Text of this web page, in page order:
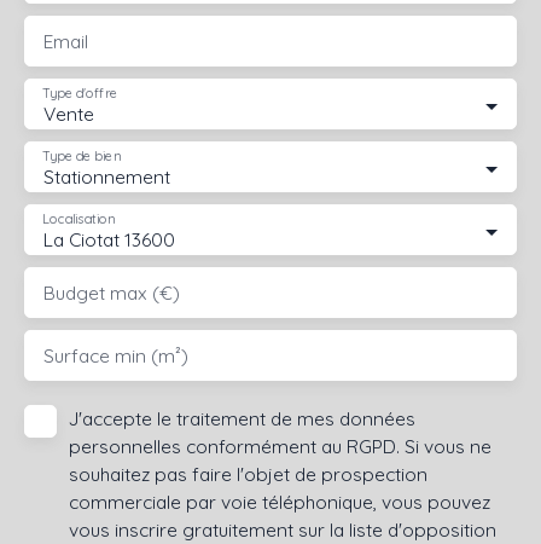
Email
Vente
Type d'offre
Stationnement
Type de bien
La Ciotat 13600
Localisation
Budget max (€)
Surface min (m²)
J'accepte le traitement de mes données
personnelles conformément au RGPD. Si vous ne
souhaitez pas faire l'objet de prospection
commerciale par voie téléphonique, vous pouvez
vous inscrire gratuitement sur la liste d'opposition